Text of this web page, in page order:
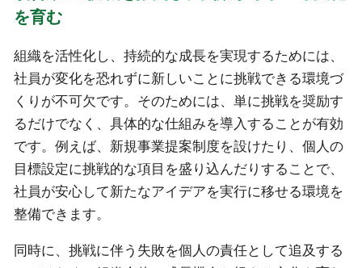
を育む
組織を活性化し、持続的な成長を実現するためには、
社員が変化を恐れずに新しいことに挑戦できる環境づ
くりが不可欠です。そのためには、単に挑戦を奨励す
るだけでなく、具体的な仕組みを導入することが有効
です。例えば、新規事業提案制度を設けたり、個人の
目標設定に挑戦的な項目を盛り込んだりすることで、
社員が安心して新たなアイデアを実行に移せる環境を
整備できます。
同時に、挑戦に伴う失敗を個人の責任として追及する